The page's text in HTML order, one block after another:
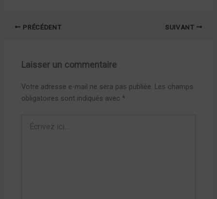
PRÉCÉDENT SUIVANT
Laisser un commentaire
Votre adresse e-mail ne sera pas publiée. Les champs
obligatoires sont indiqués avec *
ici…